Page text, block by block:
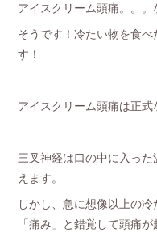
アイスクリーム頭痛。。
そうです！冷たい物を食
す！
アイスクリーム頭痛は正式
三叉神経は口の中に入っ
えます。
しかし、急に想像以上の
「痛み」と錯覚して頭痛が